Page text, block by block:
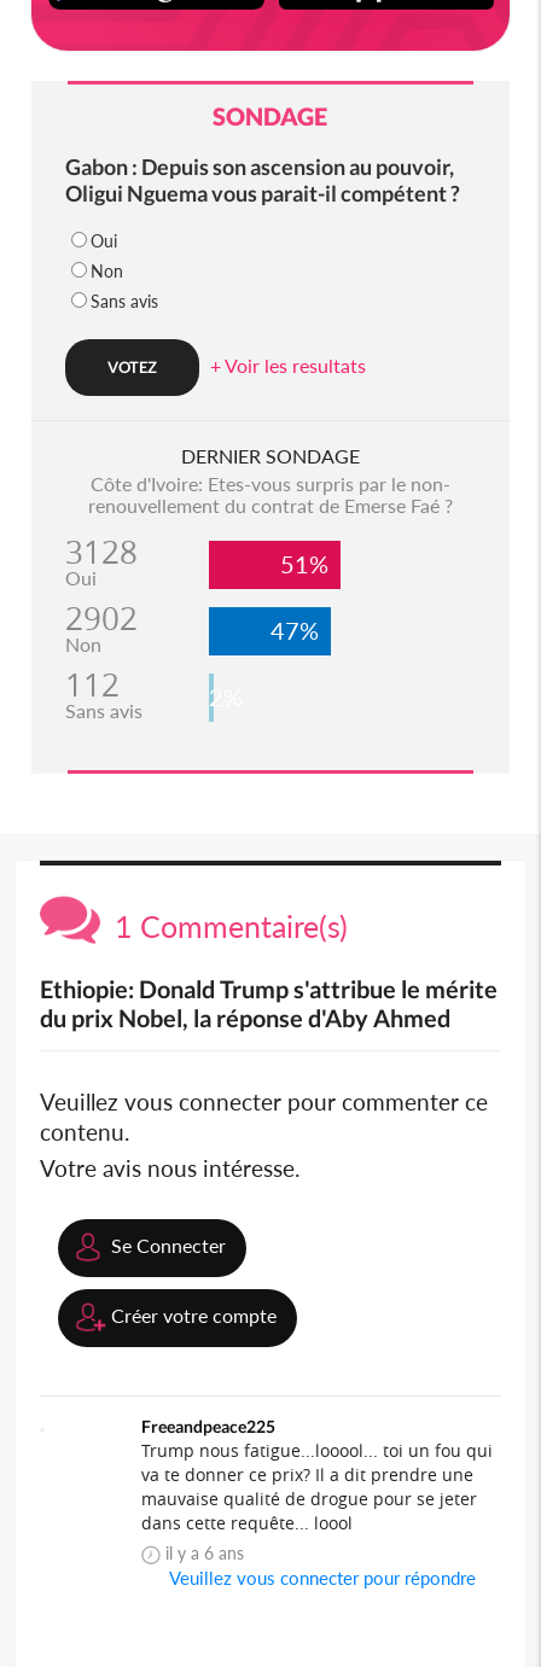
SONDAGE
Gabon : Depuis son ascension au pouvoir,
Oligui Nguema vous parait-il compétent ?
Oui
Non
Sans avis
+ Voir les resultats
DERNIER SONDAGE
Côte d'Ivoire: Etes-vous surpris par le non-
renouvellement du contrat de Emerse Faé ?
3128
Oui 51%
2902
Non 47%
112
Sans avis 2%
1 Commentaire(s)
Ethiopie: Donald Trump s'attribue le mérite
du prix Nobel, la réponse d'Aby Ahmed
Veuillez vous connecter pour commenter ce
contenu.
Votre avis nous intéresse.
Se Connecter
Créer votre compte
Freeandpeace225
Trump nous fatigue...looool... toi un fou qui
va te donner ce prix? Il a dit prendre une
mauvaise qualité de drogue pour se jeter
dans cette requête... loool
il y a 6 ans
Veuillez vous connecter pour répondre